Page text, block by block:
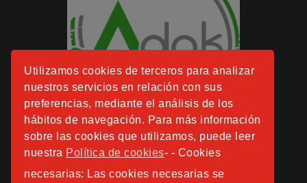
Utilizamos cookies de terceros para analizar
nuestros servicios en relación con sus
preferencias, mediante el análisis de los
hábitos de navegación. Para más información
sobre las cookies que utilizamos, puede leer
nuestra Política de cookies- - Cookies
necesarias: Las cookies necesarias se